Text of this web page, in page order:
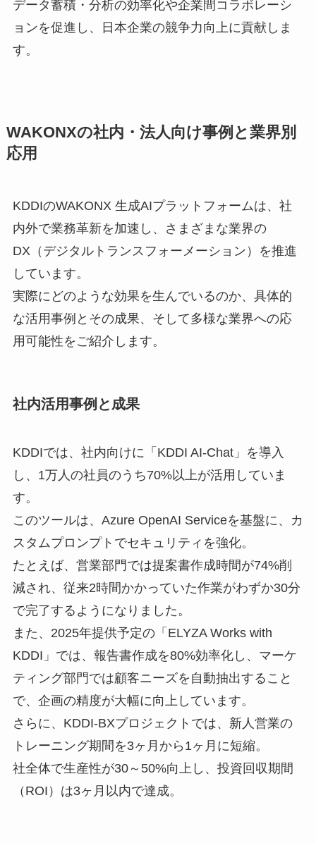
データ蓄積・分析の効率化や企業間コラボレーシ
ョンを促進し、日本企業の競争力向上に貢献しま
す。
WAKONXの社内・法人向け事例と業界別
応用
KDDIのWAKONX 生成AIプラットフォームは、社
内外で業務革新を加速し、さまざまな業界の
DX（デジタルトランスフォーメーション）を推進
しています。
実際にどのような効果を生んでいるのか、具体的
な活用事例とその成果、そして多様な業界への応
用可能性をご紹介します。
社内活用事例と成果
KDDIでは、社内向けに「KDDI AI-Chat」を導入
し、1万人の社員のうち70%以上が活用していま
す。
このツールは、Azure OpenAI Serviceを基盤に、カ
スタムプロンプトでセキュリティを強化。
たとえば、営業部門では提案書作成時間が74%削
減され、従来2時間かかっていた作業がわずか30分
で完了するようになりました。
また、2025年提供予定の「ELYZA Works with
KDDI」では、報告書作成を80%効率化し、マーケ
ティング部門では顧客ニーズを自動抽出すること
で、企画の精度が大幅に向上しています。
さらに、KDDI-BXプロジェクトでは、新人営業の
トレーニング期間を3ヶ月から1ヶ月に短縮。
社全体で生産性が30～50%向上し、投資回収期間
（ROI）は3ヶ月以内で達成。